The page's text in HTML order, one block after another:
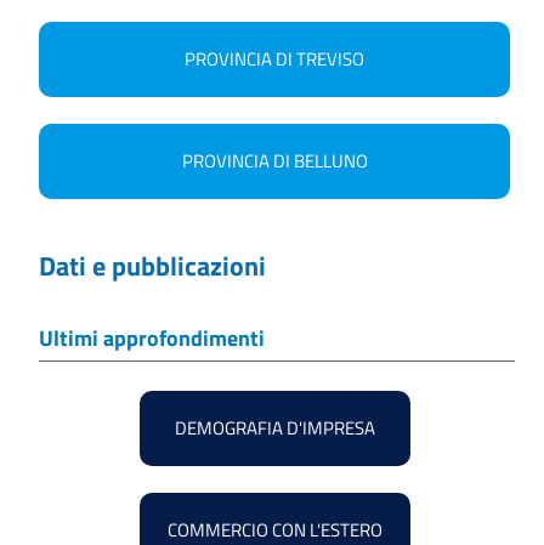
PROVINCIA DI TREVISO
PROVINCIA DI BELLUNO
Dati e pubblicazioni
Ultimi approfondimenti
DEMOGRAFIA D'IMPRESA
COMMERCIO CON L'ESTERO